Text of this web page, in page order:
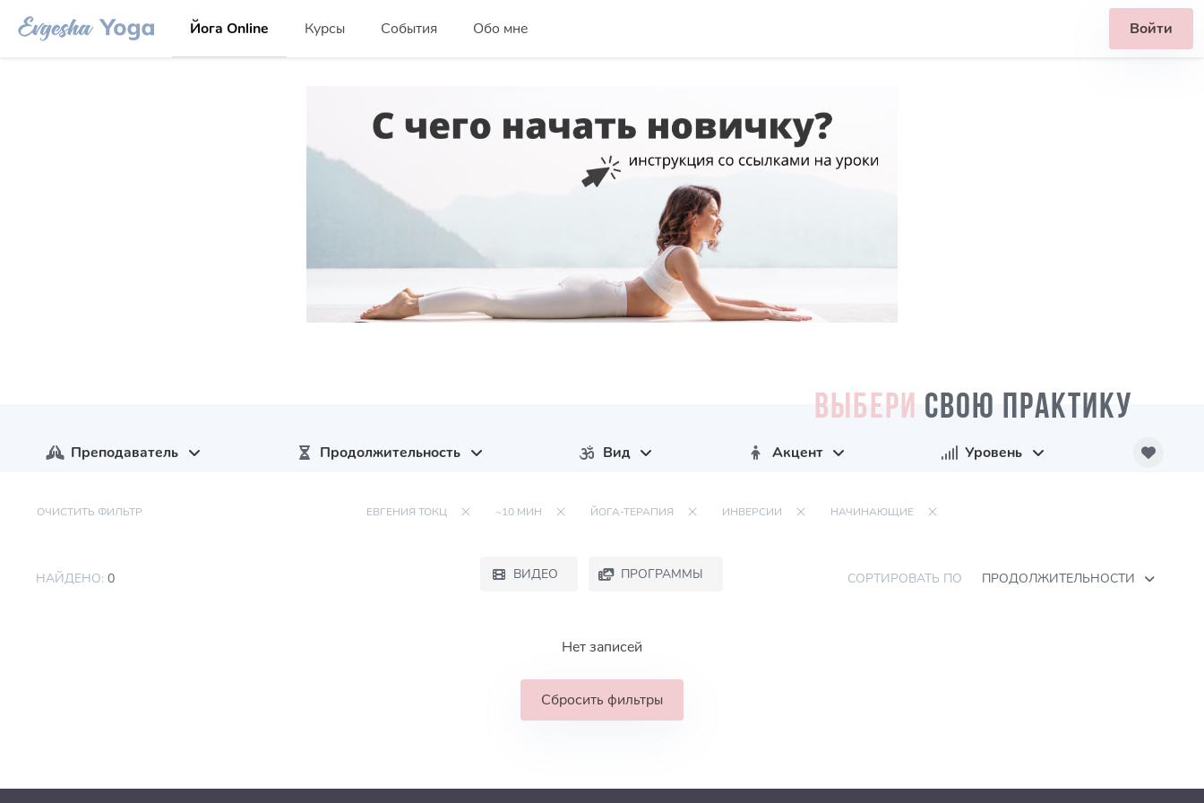
Йога Online Курсы События Обо мне Войти
ВЫБЕРИ СВОЮ ПРАКТИКУ
Преподаватель Продолжительность Вид Акцент Уровень
ОЧИСТИТЬ ФИЛЬТР ЕВГЕНИЯ ТОКЦ ~10 МИН ЙОГА-ТЕРАПИЯ ИНВЕРСИИ НАЧИНАЮЩИЕ
НАЙДЕНО: 0 ВИДЕО ПРОГРАММЫ СОРТИРОВАТЬ ПО ПРОДОЛЖИТЕЛЬНОСТИ
Нет записей
Сбросить фильтры